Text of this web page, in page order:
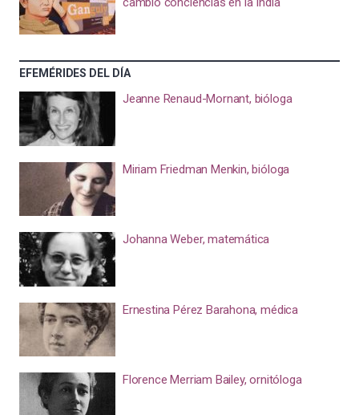
EFEMÉRIDES DEL DÍA
Jeanne Renaud-Mornant, bióloga
Miriam Friedman Menkin, bióloga
Johanna Weber, matemática
Ernestina Pérez Barahona, médica
Florence Merriam Bailey, ornitóloga